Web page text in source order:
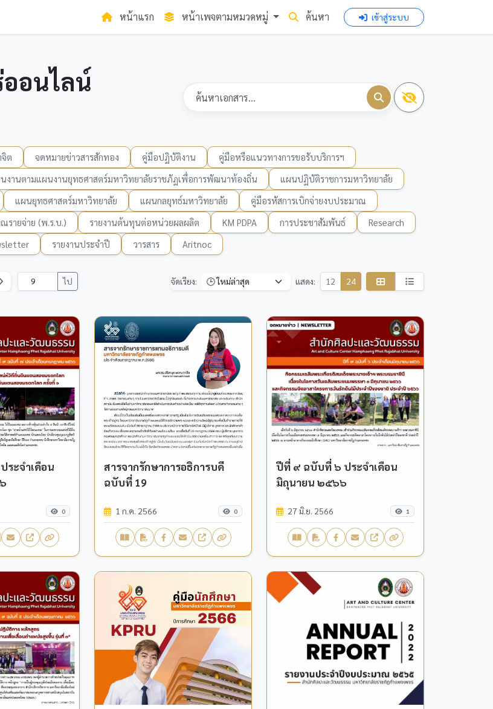
หน้าแรก หน้าเพจตามหมวดหมู่ ค้นหา เข้าสู่ระบบ
ออนไลน์
ต จดหมายข่าวสารสักทอง คู่มือปฏิบัติงาน
คู่มือหรือแนวทางการขอรับบริการฯ
นงานตามแผนงานยุทธศาสตร์มหาวิทยาลัยราชภัฏเพื่อการพัฒนาท้องถิ่น
แผนปฏิบัติราชการมหาวิทยาลัย
แผนยุทธศาสตร์มหาวิทยาลัย แผนกลยุทธ์มหาวิทยาลัย
คู่มือรหัสการเบิกจ่ายงบประมาณ
ายจ่าย (พ.ร.บ.) รายงานต้นทุนต่อหน่วยผลผลิต KM PDPA การประชาสัมพันธ์
Research
รายงานประจำปี วารสาร Aritnoc
ไป จัดเรียง: แสดง: 12 24
ะจำเดือน
0
สารจากรักษาการอธิการบดี
ฉบับที่ 19
1 ก.ค. 2566 0
ปีที่ ๙ ฉบับที่ ๖ ประจำเดือน
มิถุนายน ๒๕๖๖
27 มิ.ย. 2566 1